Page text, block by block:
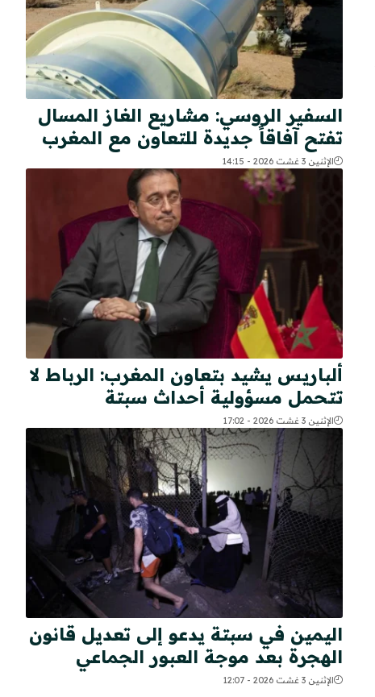
السفير الروسي: مشاريع الغاز المسال
تفتح آفاقاً جديدة للتعاون مع المغرب
الإثنين 3 غشت 2026 - 14:15
ألباريس يشيد بتعاون المغرب: الرباط لا
تتحمل مسؤولية أحداث سبتة
الإثنين 3 غشت 2026 - 17:02
اليمين في سبتة يدعو إلى تعديل قانون
الهجرة بعد موجة العبور الجماعي
الإثنين 3 غشت 2026 - 12:07